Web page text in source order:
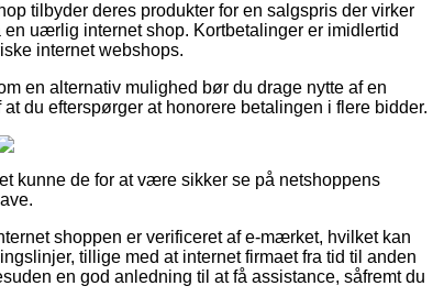
tilbyder deres produkter for en salgspris der virker
uærlig internet shop. Kortbetalinger er imidlertid
internet webshops.
en alternativ mulighed bør du drage nytte af en
du efterspørger at honorere betalingen i flere bidder.
kunne de for at være sikker se på netshoppens
shoppen er verificeret af e-mærket, hvilket kan
tillige med at internet firmaet fra tid til anden
en god anledning til at få assistance, såfremt du